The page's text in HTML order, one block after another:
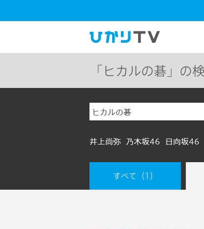
「ヒカルの碁」の
井上尚弥 乃木坂46 日向坂46
すべて （1）